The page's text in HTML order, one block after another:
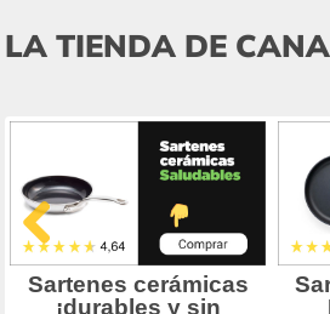
LA TIENDA DE